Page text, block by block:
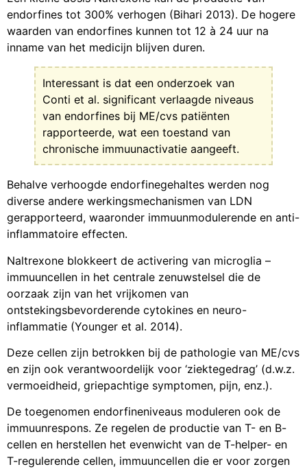
endorfines tot 300% verhogen (Bihari 2013). De hogere
waarden van endorfines kunnen tot 12 à 24 uur na
inname van het medicijn blijven duren.
Interessant is dat een onderzoek van
Conti et al. significant verlaagde niveaus
van endorfines bij ME/cvs patiënten
rapporteerde, wat een toestand van
chronische immuunactivatie aangeeft.
Behalve verhoogde endorfinegehaltes werden nog
diverse andere werkingsmechanismen van LDN
gerapporteerd, waaronder immuunmodulerende en anti-
inflammatoire effecten.
Naltrexone blokkeert de activering van microglia –
immuuncellen in het centrale zenuwstelsel die de
oorzaak zijn van het vrijkomen van
ontstekingsbevorderende cytokines en neuro-
inflammatie (Younger et al. 2014).
Deze cellen zijn betrokken bij de pathologie van ME/cvs
en zijn ook verantwoordelijk voor ‘ziektegedrag’ (d.w.z.
vermoeidheid, griepachtige symptomen, pijn, enz.).
De toegenomen endorfineniveaus moduleren ook de
immuunrespons. Ze regelen de productie van T- en B-
cellen en herstellen het evenwicht van de T-helper- en
T-regulerende cellen, immuuncellen die er voor zorgen